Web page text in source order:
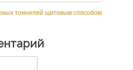
тоннелей щитовым способом